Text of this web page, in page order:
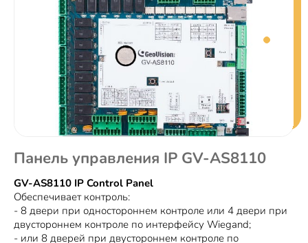
Панель управления IP GV-AS8110
GV-AS8110 IP Control Panel
Обеспечивает контроль:
- 8 двери при одностороннем контроле или 4 двери при
двустороннем контроле по интерфейсу Wiegand;
- или 8 дверей при двустороннем контроле по